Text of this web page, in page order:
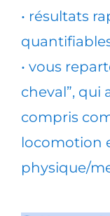
• résultats
• vous
cheval”, qui
compris
locomotion
physique/